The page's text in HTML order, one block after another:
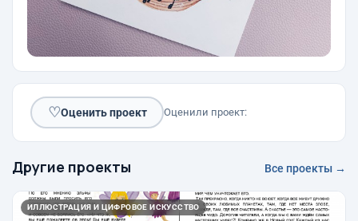
♡Оценить проект Оценили проект:
Другие проекты Все проекты →
ИЛЛЮСТРАЦИЯ И ЦИФРОВОЕ ИСКУССТВО